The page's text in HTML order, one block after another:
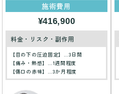
施術費用
¥416,900
料金・リスク・副作用
【目の下の圧迫固定】…3日間
【痛み・熱感】…1週間程度
【傷口の赤味】…3か月程度